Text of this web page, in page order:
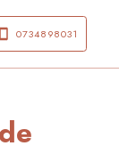
0734898031